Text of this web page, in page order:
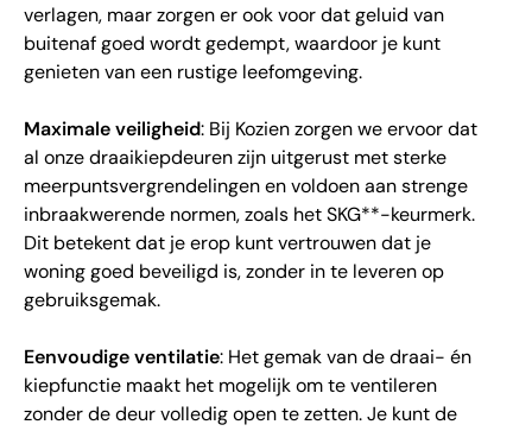
verlagen, maar zorgen er ook voor dat geluid van
buitenaf goed wordt gedempt, waardoor je kunt
genieten van een rustige leefomgeving.
Maximale veiligheid: Bij Kozien zorgen we ervoor dat
al onze draaikiepdeuren zijn uitgerust met sterke
meerpuntsvergrendelingen en voldoen aan strenge
inbraakwerende normen, zoals het SKG**-keurmerk.
Dit betekent dat je erop kunt vertrouwen dat je
woning goed beveiligd is, zonder in te leveren op
gebruiksgemak.
Eenvoudige ventilatie: Het gemak van de draai- én
kiepfunctie maakt het mogelijk om te ventileren
zonder de deur volledig open te zetten. Je kunt de